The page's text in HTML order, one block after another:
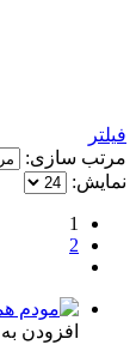
فیلتر
مرتب سازی:
نمایش:
1
2
افزودن